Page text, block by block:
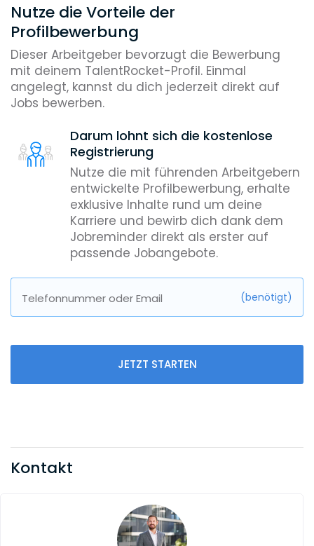
Nutze die Vorteile der
Profilbewerbung
Dieser Arbeitgeber bevorzugt die Bewerbung
mit deinem TalentRocket-Profil. Einmal
angelegt, kannst du dich jederzeit direkt auf
Jobs bewerben.
Darum lohnt sich die kostenlose
Registrierung
Nutze die mit führenden Arbeitgebern
entwickelte Profilbewerbung, erhalte
exklusive Inhalte rund um deine
Karriere und bewirb dich dank dem
Jobreminder direkt als erster auf
passende Jobangebote.
Telefonnummer oder Email (benötigt)
JETZT STARTEN
Kontakt